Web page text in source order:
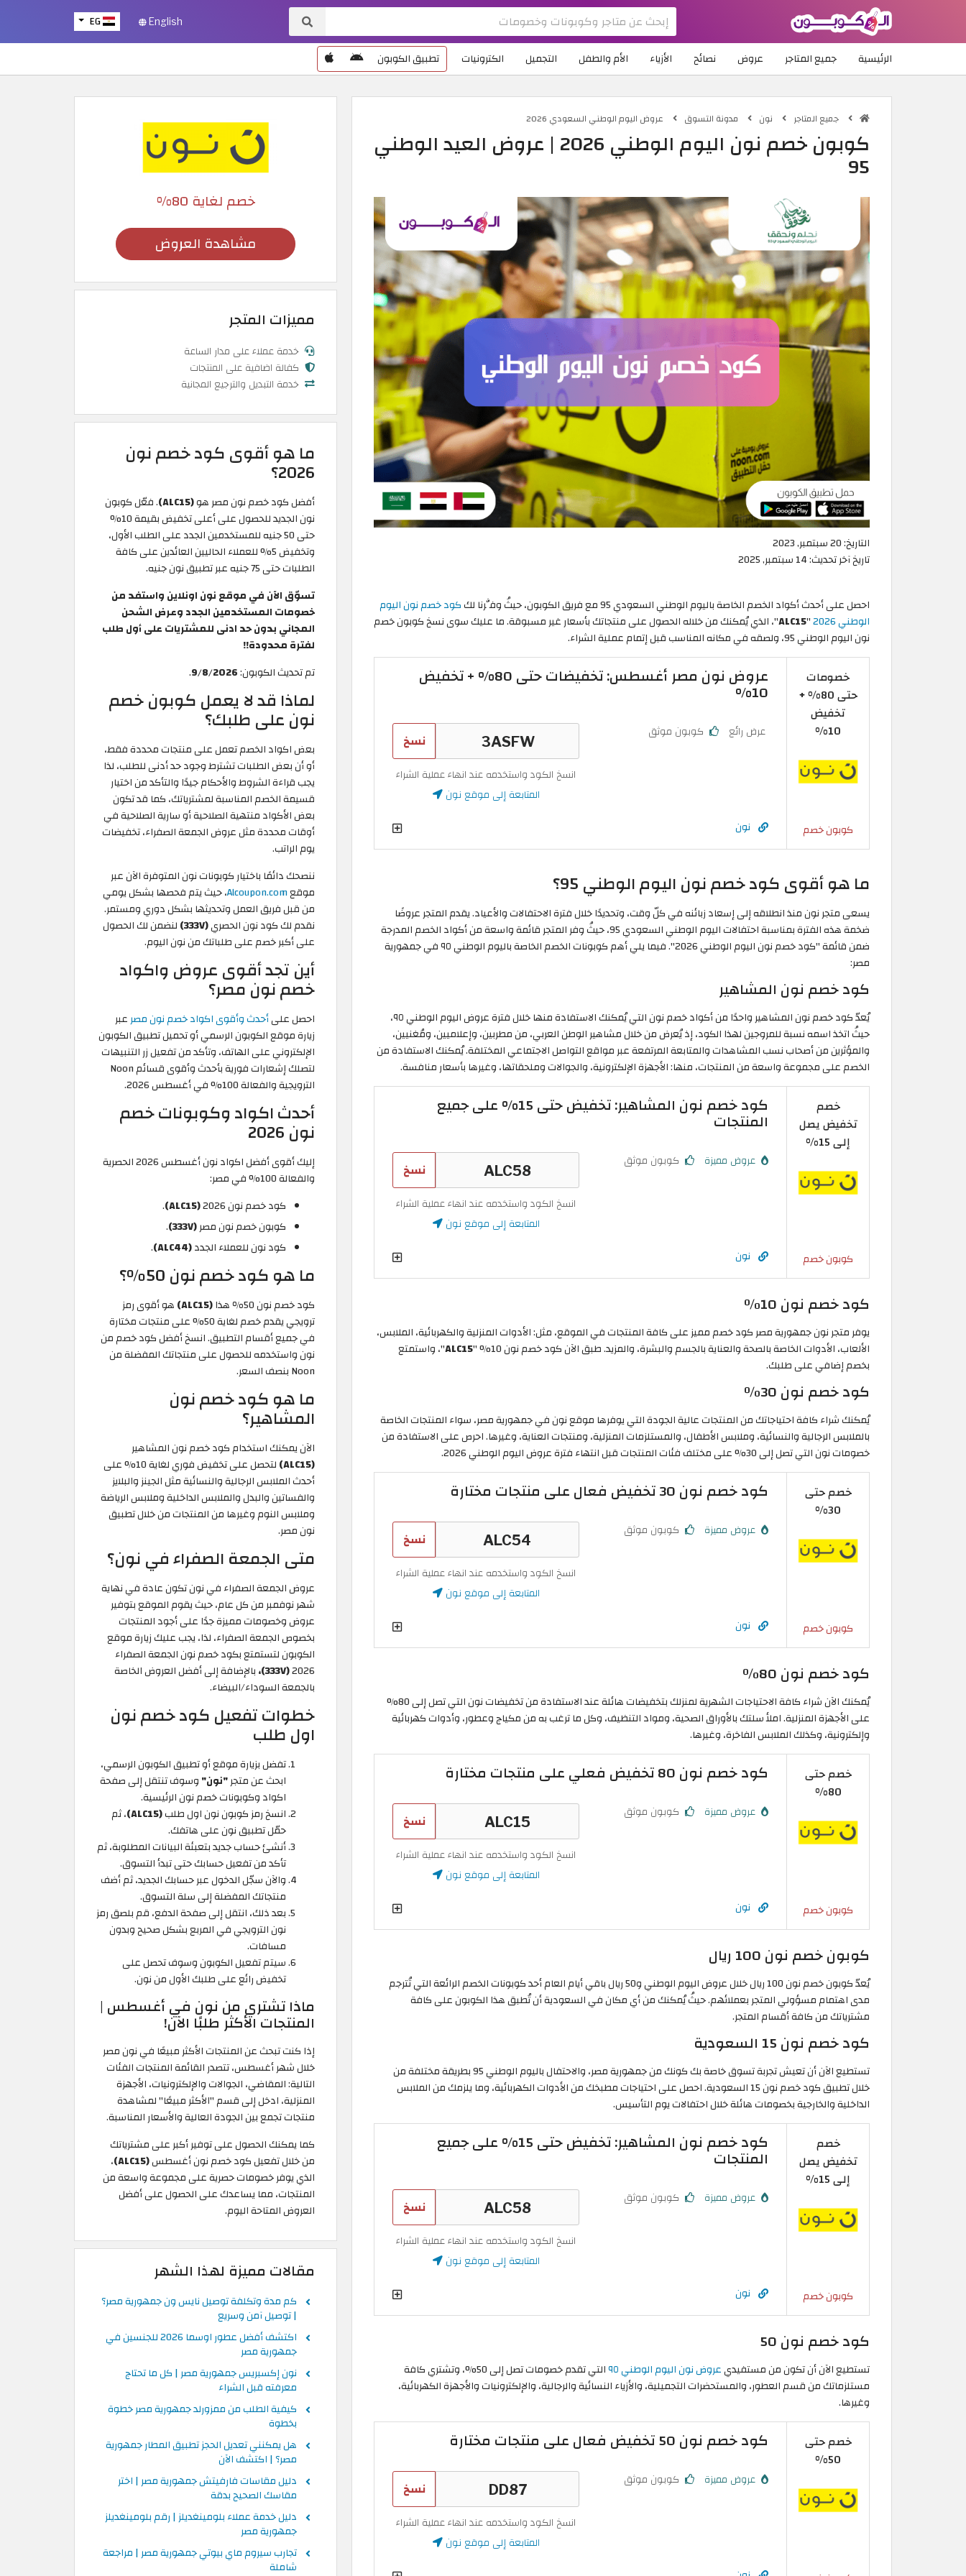
EG English
الرئيسية جميع المتاجر عروض نصائح الأزياء الأم والطفل التجميل الكترونيات تطبيق الكوبون
جميع المتاجر نون مدونة التسوق عروض اليوم الوطني السعودي 2026
كوبون خصم نون اليوم الوطني 2026 | عروض العيد الوطني
95
التاريخ:20 سبتمبر, 2023
تاريخ آخر تحديث:14 سبتمبر, 2025
احصل على أحدث أكواد الخصم الخاصة باليوم الوطني السعودي 95 مع فريق الكوبون، حيثُ وفَّرنا لك
كود خصم نون اليوم
الوطني 2026
"
ALC15"، الذي يُمكنك من خلاله الحصول على منتجاتك بأسعار غير مسبوقة. ما عليك سوى نسخ كوبون خصم
نون اليوم الوطني 95، ولصقه في مكانه المناسب قبل إتمام عملية الشراء.
خصومات
حتى 80% +
تخفيض
10%
كوبون خصم
عروض نون مصر أغسطس: تخفيضات حتى 80% + تخفيض
10%
عرض رائع كوبون موثق نسخ
انسخ الكود واستخدمه عند انهاء عملية الشراء
المتابعة إلى موقع نون
نون
ما هو أقوى كود خصم نون اليوم الوطني 95؟
يسعى متجر نون منذ انطلاقه إلى إسعاد زبائنه في كلّ وقت، وتحديدًا خلال فترة الاحتفالات والأعياد. يقدم المتجر عروضًا
ضخمة هذه الفترة بمناسبة احتفالات اليوم الوطني السعودي 95، حيثُ وفر المتجر قائمة واسعة من أكواد الخصم المدرجة
ضمن قائمة "كود خصم نون اليوم الوطني 2026". فيما يلي أهم كوبونات الخصم الخاصة باليوم الوطني ٩٥ في جمهورية
مصر:
كود خصم نون المشاهير
يُعدّ كود خصم نون المشاهير واحدًا من أكواد خصم نون التي يُمكنك الاستفادة منها خلال فترة عروض اليوم الوطني ٩٥،
حيثُ اتخذ اسمه نسبة للمروجين لهذا الكود، إذ يُعرض من خلال مشاهير الوطن العربي، من مطربين، وإعلاميين، ومُغنيين،
والمؤثرين من أصحاب نسب المشاهدات والمتابعة المرتفعة عبر مواقع التواصل الاجتماعي المختلفة. يُمكنك الاستفادة من
الخصم على مجموعة واسعة من المنتجات، منها: الأجهزة الإلكترونية، والجوالات وملحقاتها، وغيرها بأسعار منافسة.
خصم
تخفيض يصل
إلى 15%
كوبون خصم
كود خصم نون المشاهير: تخفيض حتى 15% على جميع
المنتجات
عروض مميزة كوبون موثق نسخ
انسخ الكود واستخدمه عند انهاء عملية الشراء
المتابعة إلى موقع نون
نون
كود خصم نون 10٪
يوفر متجر نون جمهورية مصر كود خصم مميز على كافة المنتجات في الموقع، مثل: الأدوات المنزلية والكهربائية، الملابس،
الألعاب، الأدوات الخاصة بالصحة والعناية بالجسم والبشرة، والمزيد. طبق الآن كود خصم نون 10% "
ALC15"، واستمتع
بخصم إضافي على طلبك.
كود خصم نون 30٪
يُمكنك شراء كافة احتياجاتك من المنتجات عالية الجودة التي يوفرها موقع نون في جمهورية مصر، سواء المنتجات الخاصة
بالملابس الرجالية والنسائية، وملابس الأطفال، والمستلزمات المنزلية، ومنتجات العناية، وغيرها. احرص على الاستفادة من
خصومات نون التي تصل إلى 30% على مختلف فئات المنتجات قبل انتهاء فترة عروض اليوم الوطني 2026.
خصم حتى
30%
كوبون خصم
كود خصم نون 30 تخفيض فعال على منتجات مختارة
عروض مميزة كوبون موثق نسخ
انسخ الكود واستخدمه عند انهاء عملية الشراء
المتابعة إلى موقع نون
نون
كود خصم نون 80٪
يُمكنك الآن شراء كافة الاحتياجات الشهرية لمنزلك بتخفيضات هائلة عند الاستفادة من تخفيضات نون التي تصل إلى 80%
على الأجهزة المنزلية. املأ سلتك بالأوراق الصحية، ومواد التنظيف، وكل ما ترغب به من مكياج وعطور، وأدوات كهربائية
وإلكترونية، وكذلك الملابس الفاخرة، وغيرها.
خصم حتى
80%
كوبون خصم
كود خصم نون 80 تخفيض فعلي على منتجات مختارة
عروض مميزة كوبون موثق نسخ
انسخ الكود واستخدمه عند انهاء عملية الشراء
المتابعة إلى موقع نون
نون
كوبون خصم نون 100 ريال
يُعدّ كوبون خصم نون 100 ريال خلال عروض اليوم الوطني و50 ريال باقي أيام العام أحد كوبونات الخصم الرائعة التي تُترجم
مدى اهتمام مسؤولي المتجر بعملائهم. حيثُ يُمكنك من أي مكان في السعودية أن تُطبق هذا الكوبون على كافة
مشترياتك من كافة أقسام المتجر.
كود خصم نون 15 السعودية
تستطيع الآن أن تعيش تجربة تسوق خاصة بك كونك من جمهورية مصر، والاحتفال باليوم الوطني 95 بطريقة مختلفة من
خلال تطبيق كود خصم نون 15 السعودية. احصل على احتياجات مطبخك من الأدوات الكهربائية، وما يلزمك من الملابس
الداخلية والخارجية بخصومات هائلة خلال احتفالات يوم التأسيس.
خصم
تخفيض يصل
إلى 15%
كوبون خصم
كود خصم نون المشاهير: تخفيض حتى 15% على جميع
المنتجات
عروض مميزة كوبون موثق نسخ
انسخ الكود واستخدمه عند انهاء عملية الشراء
المتابعة إلى موقع نون
نون
كود خصم نون 50
تستطيع الآن أن تكون من مستفيديعروض نون اليوم الوطني ٩٥
التي تقدم خصومات تصل إلى 50%، وتشتري كافة
مستلزماتك من قسم العطور، والمستحضرات التجميلية، والأزياء النسائية والرجالية، والإلكترونيات والأجهزة الكهربائية،
وغيرها.
خصم حتى
50%
كود خصم نون 50 تخفيض فعال على منتجات مختارة
عروض مميزة كوبون موثق نسخ
انسخ الكود واستخدمه عند انهاء عملية الشراء
المتابعة إلى موقع نون
خصم لغاية 80%
مشاهدة العروض
مميزات المتجر
خدمة عملاء على مدار الساعة
كفالة اضافية على المنتجات
خدمة التبديل والترجيع المجانية
ما هو أقوى كود خصم نون
2026؟
أفضل كود خصم نون مصر هو(ALC15)
. فعّل كوبون
نون الجديد للحصول على أعلى تخفيض بقيمة 10%
حتى 50 جنيه للمستخدمين الجدد على الطلب الأول،
وتخفيض 5% للعملاء الحاليين العائدين على كافة
الطلبات حتى 75 جنيه عبر تطبيق نون جنيه.
تسوّق الآن في موقع نون اونلاين واستفد من
خصومات المستخدمين الجدد وعرض الشحن
المجاني بدون حد ادنى للمشتريات على أول طلب
لفترة محدودة!!
تم تحديث الكوبون:9/8/2026
.
لماذا قد لا يعمل كوبون خصم
نون على طلبك؟
بعض اكواد الخصم تعمل على منتجات محددة فقط،
أو أن بعض الطلبات تشترط وجود حد أدنى للطلب، لذا
يجب قراءة الشروط والأحكام جيدًا والتأكد من اختيار
قسيمة الخصم المناسبة لمشترياتك، كما قد تكون
بعض الأكواد منتهية الصلاحية أو سارية الصلاحية في
أوقات محددة مثل عروض الجمعة الصفراء، تخفيضات
يوم الراتب.
ننصحك دائمًا باختيار كوبونات نون المتوفرة الآن عبر
موقعAlcoupon.com، حيث يتم فحصها بشكل يومي
من قبل فريق العمل وتحديثها بشكل دوري ومستمر.
نقدم لك كود نون الحصري(333V)
لنضمن لك الحصول
على أكبر خصم على طلباتك من نون اليوم.
أين تجد أقوى عروض واكواد
خصم نون مصر؟
احصل علىأحدث وأقوى اكواد خصم نون مصرعبر
زيارة موقع الكوبون الرسمي أو تحميل تطبيق الكوبون
الإلكتروني على الهاتف، وتأكد من تفعيل زر التنبيهات
لتصلك إشعارات فورية بأحدث وأقوى قسائم Noon
الترويجية والفعالة 100% في أغسطس 2026.
أحدث اكواد وكوبونات خصم
نون 2026
إليك أقوى أفضل اكواد نون أغسطس 2026 الحصرية
والفعالة 100% في مصر:
كود خصم نون 2026
(ALC15)
.
كوبون خصم نون مصر(333V)
.
كود نون للعملاء الجدد(ALC44)
.
ما هو كود خصم نون 50٪؟
كود خصم نون 50٪ هذا (ALC15)
هو أقوى رمز
ترويجي يقدم خصم لغاية 50% على منتجات مختارة
في جميع أقسام التطبيق. انسخ أفضل كود خصم من
نون واستخدمه للحصول على منتجاتك المفضلة من
Noon بنصف السعر.
ما هو كود خصم نون
المشاهير؟
الآن يمكنك استخدام كود خصم نون المشاهير
(ALC15)
لتحصل على تخفيض فوري لغاية 10% على
أحدث الملابس الرجالية والنسائية مثل الجينز والبلايز
والفساتين والبدل والملابس الداخلية وملابس الرياضة
وملابس النوم وغيرها من المنتجات من خلال تطبيق
نون مصر.
متى الجمعة الصفراء في نون؟
عروض الجمعة الصفراء في نون تكون عادة في نهاية
شهر نوفمبر من كل عام، حيث يقوم الموقع بتوفير
عروض وخصومات مميزة جدًا على أجود المنتجات
بخصوص الجمعة الصفراء، لذا، يجب عليك زيارة موقع
الكوبون لتستمتع بكود خصم نون الجمعة الصفراء
2026(333V)،
بالإضافة إلى أفضل العروض الخاصة
بالجمعة السوداء/البيضاء.
خطوات تفعيل كود خصم نون
اول طلب
تفضل بزيارة موقع أو تطبيق الكوبون الرسمي،
ابحث عن متجر"نون" وسوف تنتقل إلى صفحة
اكواد وكوبونات خصم نون الرئيسية.
انسخ رمز كوبون نون اول طلب(ALC15)
، ثم
حمّل تطبيق نون على هاتفك.
أنشئ حساب جديد بتعبئة البيانات المطلوبة، ثم
تأكد من تفعيل حسابك حتى تبدأ التسوق.
والآن سجّل الدخول عبر حسابك الجديد، ثم أضف
منتجاتك المفضلة إلى سلة التسوق.
بعد ذلك، انتقل إلى صفحة الدفع، قم بلصق رمز
نون الترويجي في المربع بشكل صحيح وبدون
مسافات.
سيتم تفعيل الكوبون وسوف تحصل على
تخفيض رائع على طلبك الأول من نون.
ماذا تشتري من نون في أغسطس |
المنتجات الأكثر طلبًا الآن!
إذا كنت تبحث عن المنتجات الأكثر مبيعًا في نون مصر
خلال شهر أغسطس، تتصدر القائمة المنتجات الفئات
التالية: المقاضي، الجوالات والإلكترونيات، الأجهزة
المنزلية، ادخل إلى قسم "الأكثر مبيعًا" لمشاهدة
منتجات تجمع بين الجودة العالية والأسعار المناسبة.
كما يمكنك الحصول على توفير أكبر على مشترياتك
من خلال تفعيل كود خصم نون أغسطس(ALC15)
،
الذي يوفر خصومات حصرية على مجموعة واسعة من
المنتجات، مما يساعدك على الحصول على أفضل
العروض المتاحة اليوم.
مقالات مميزة لهذا الشهر
كم مدة وتكلفة توصيل نايس ون جمهورية مصر؟
| توصيل آمن وسريع
اكتشف أفضل عطور اوسما 2026 للجنسين في
جمهورية مصر
نون إكسبريس جمهورية مصر | كل ما تحتاج
معرفته قبل الشراء
كيفية الطلب من ممزورلد جمهورية مصر خطوة
بخطوة
هل يمكنني تعديل الحجز تطبيق المطار جمهورية
مصر؟ | اكتشف الآن
دليل مقاسات فارفيتش جمهورية مصر | اختر
مقاسك الصحيح بدقة
دليل خدمة عملاء بلومينغديلز | رقم بلومينغديلز
جمهورية مصر
تجارب سيروم ماي بيوتي جمهورية مصر | مراجعة
شاملة